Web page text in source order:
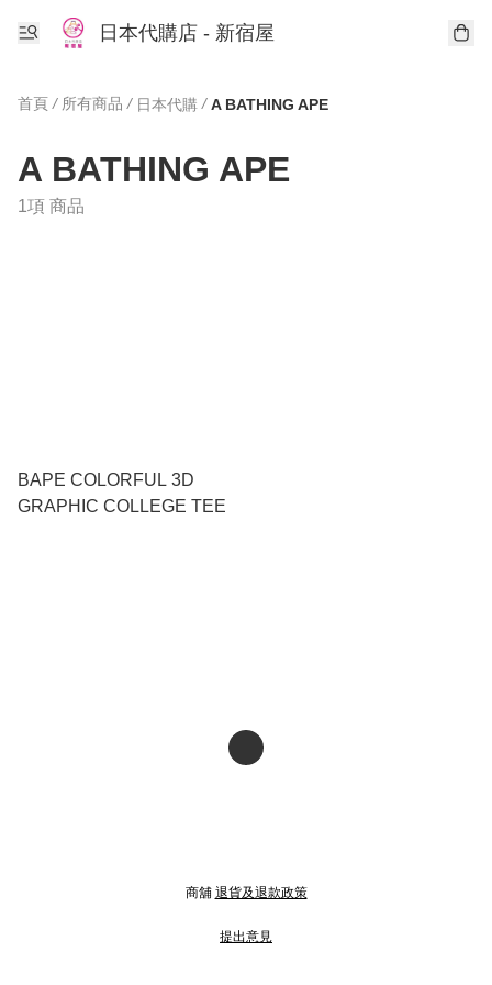
日本代購店 - 新宿屋
首頁 / 所有商品 / 日本代購 / A BATHING APE
A BATHING APE
1項 商品
BAPE COLORFUL 3D
GRAPHIC COLLEGE TEE
商舖 退貨及退款政策
提出意見